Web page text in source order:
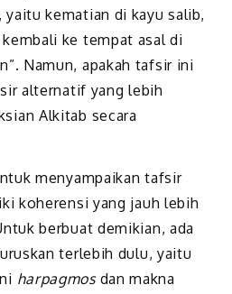
kematian di kayu salib,
ke tempat asal di
Namun, apakah tafsir ini
alternatif yang lebih
Alkitab secara
menyampaikan tafsir
koherensi yang jauh lebih
berbuat demikian, ada
terlebih dulu, yaitu
harpagmosdan makna